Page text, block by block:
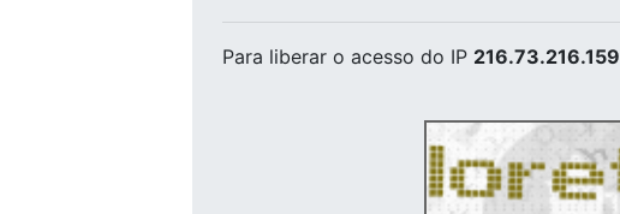
Para liberar o acesso do IP 216.73.216.159